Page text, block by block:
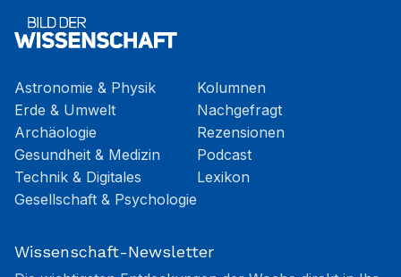
Astronomie & Physik
Erde & Umwelt
Archäologie
Gesundheit & Medizin
Technik & Digitales
Gesellschaft & Psychologie
Kolumnen
Nachgefragt
Rezensionen
Podcast
Lexikon
Wissenschaft-Newsletter